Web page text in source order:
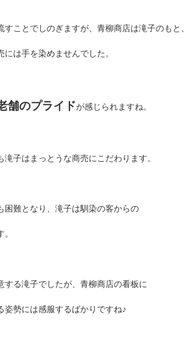
ことでしのぎますが、青柳商店は滝子のもと、
は手を染めませんでした。
舗のプライドが感じられますね。
子はまっとうな商売にこだわります。
困難となり、滝子は馴染の客からの
する滝子でしたが、青柳商店の看板に
姿勢には感服するばかりですね♪